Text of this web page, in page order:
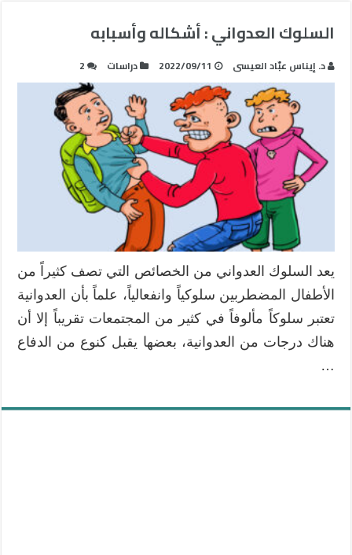
السلوك العدواني : أشكاله وأسبابه
د. إيناس عبّاد العيسى 2022/09/11 دراسات 2
يعد السلوك العدواني من الخصائص التي تصف كثيراً من
الأطفال المضطربين سلوكياً وانفعالياً، علماً بأن العدوانية
تعتبر سلوكاً مألوفاً في كثير من المجتمعات تقريباً إلا أن
هناك درجات من العدوانية، بعضها يقبل كنوع من الدفاع
…